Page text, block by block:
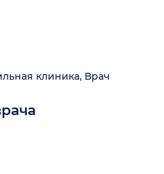
клиника, Врач